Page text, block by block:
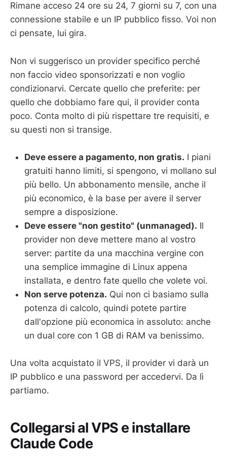
Rimane acceso 24 ore su 24, 7 giorni su 7, con una
connessione stabile e un IP pubblico fisso. Voi non
ci pensate, lui gira.
Non vi suggerisco un provider specifico perché
non faccio video sponsorizzati e non voglio
condizionarvi. Cercate quello che preferite: per
quello che dobbiamo fare qui, il provider conta
poco. Conta molto di più rispettare tre requisiti, e
su questi non si transige.
Deve essere a pagamento, non gratis. I piani
gratuiti hanno limiti, si spengono, vi mollano sul
più bello. Un abbonamento mensile, anche il
più economico, è la base per avere il server
sempre a disposizione.
Deve essere "non gestito" (unmanaged). Il
provider non deve mettere mano al vostro
server: partite da una macchina vergine con
una semplice immagine di Linux appena
installata, e dentro fate quello che volete voi.
Non serve potenza. Qui non ci basiamo sulla
potenza di calcolo, quindi potete partire
dall'opzione più economica in assoluto: anche
un dual core con 1 GB di RAM va benissimo.
Una volta acquistato il VPS, il provider vi darà un
IP pubblico e una password per accedervi. Da lì
partiamo.
Collegarsi al VPS e installare
Claude Code